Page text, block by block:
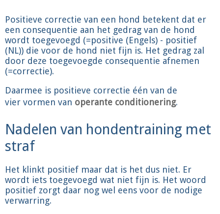
Positieve correctie van een hond betekent dat er
een consequentie aan het gedrag van de hond
wordt toegevoegd (=positive (Engels) - positief
(NL)) die voor de hond niet fijn is. Het gedrag zal
door deze toegevoegde consequentie afnemen
(=correctie).
Daarmee is positieve correctie één van de
vier vormen van operante conditionering.
Nadelen van hondentraining met
straf
Het klinkt positief maar dat is het dus niet. Er
wordt iets toegevoegd wat niet fijn is. Het woord
positief zorgt daar nog wel eens voor de nodige
verwarring.